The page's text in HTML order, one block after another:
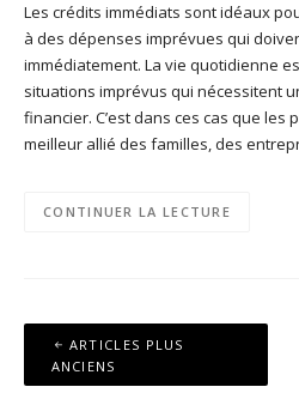
Les crédits immédiats sont idéaux
à des dépenses imprévues qui
immédiatement. La vie quotidienne
situations imprévus qui nécessitent
financier. C’est dans ces cas que
meilleur allié des familles, des
CONTINUER LA LECTURE
Navigation
des
ARTICLES PLUS
ANCIENS